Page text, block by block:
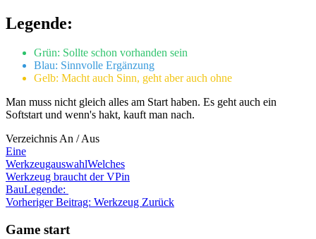
Legende:
Grün: Sollte schon vorhanden sein
Blau: Sinnvolle Ergänzung
Gelb: Macht auch Sinn, geht aber auch ohne
Man muss nicht gleich alles am Start haben. Es geht auch ein
Softstart und wenn's hakt, kauft man nach.
Verzeichnis An / Aus
Eine
WerkzeugauswahlWelches
Werkzeug braucht der VPin
BauLegende:
Vorheriger Beitrag: Werkzeug Zurück
Game start